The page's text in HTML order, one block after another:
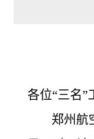
各位“三名”
郑州航空